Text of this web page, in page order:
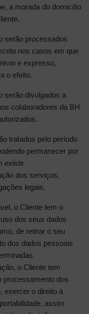
a morada do domicílio
serão processados
nos casos em que
e expresso,
o efeito.
serão divulgados a
colaboradores da BH
tratados pelo período
permanecer por
existir
dos serviços,
legais.
o Cliente tem o
dos seus dados
de retirar o seu
dos dados pessoais
o Cliente tem
processamento dos
exercer o direito à
assim